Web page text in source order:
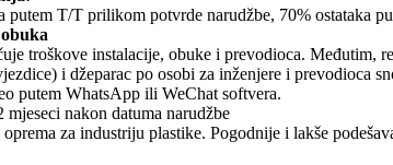
putem T/T prilikom potvrde narudžbe, 70% ostataka
troškove instalacije, obuke i prevodioca. Međutim,
i džeparac po osobi za inženjere i prevodioca
putem WhatsApp ili WeChat softvera.
mjeseci nakon datuma narudžbe
oprema za industriju plastike. Pogodnije i lakše